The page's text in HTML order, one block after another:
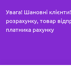
Увага! Шановні
розрахунку, товар
платника рахунку